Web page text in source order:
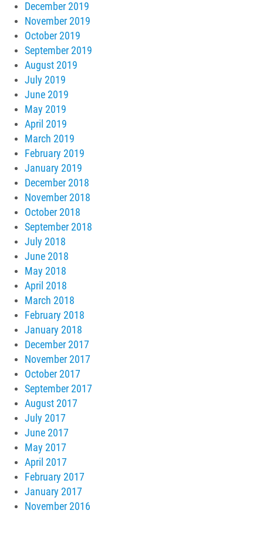
December 2019
November 2019
October 2019
September 2019
August 2019
July 2019
June 2019
May 2019
April 2019
March 2019
February 2019
January 2019
December 2018
November 2018
October 2018
September 2018
July 2018
June 2018
May 2018
April 2018
March 2018
February 2018
January 2018
December 2017
November 2017
October 2017
September 2017
August 2017
July 2017
June 2017
May 2017
April 2017
February 2017
January 2017
November 2016